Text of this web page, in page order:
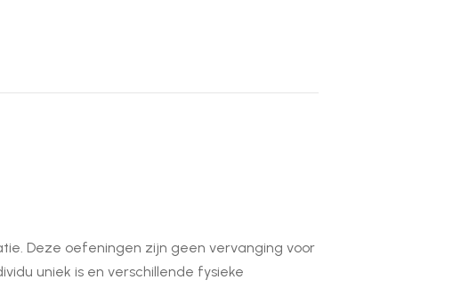
Deze oefeningen zijn geen vervanging voor
uniek is en verschillende fysieke